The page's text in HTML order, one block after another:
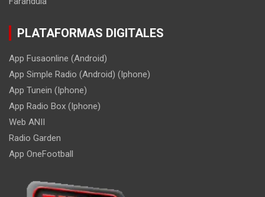
PLATAFORMAS DIGITALES
App Fusaonline (Android)
App Simple Radio (Android) (Iphone)
App Tunein (Iphone)
App Radio Box (Iphone)
Web ANII
Radio Garden
App OneFootball